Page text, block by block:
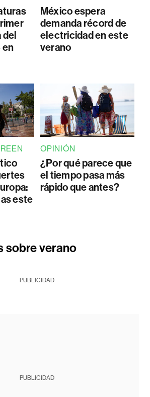
del
en
México espera
demanda récord de
electricidad en este
verano
este
OPINIÓN
¿Por qué parece que
el tiempo pasa más
rápido que antes?
sobre verano
PUBLICIDAD
PUBLICIDAD